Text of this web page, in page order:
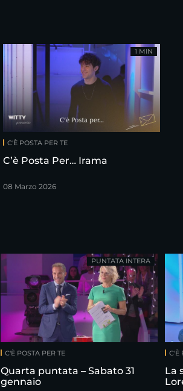
C'È POSTA PER TE
C’è Posta Per… Irama
08 Marzo 2026
1 MIN
C'È POSTA PER TE
Quarta puntata – Sabato 31
gennaio
PUNTATA INTERA
C'È
La